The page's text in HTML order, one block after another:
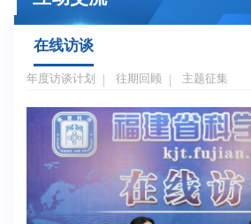
在线访谈
年度访谈计划 往期回顾 主题征集